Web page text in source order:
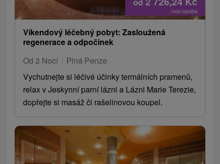
/noc/osoba
Víkendový léčebný pobyt: Zasloužená
regenerace a odpočinek
Od 2 Nocí
Plná Penze
Vychutnejte si léčivé účinky termálních pramenů,
relax v Jeskynní parní lázni a Lázni Marie Terezie,
dopřejte si masáž či rašelinovou koupel.